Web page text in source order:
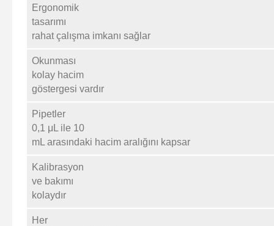
Ergonomik
tasarımı
rahat çalışma imkanı sağlar
Okunması
kolay hacim
göstergesi vardır
Pipetler
0,1 μL ile 10
mL arasındaki hacim aralığını kapsar
Kalibrasyon
ve bakımı
kolaydır
Her